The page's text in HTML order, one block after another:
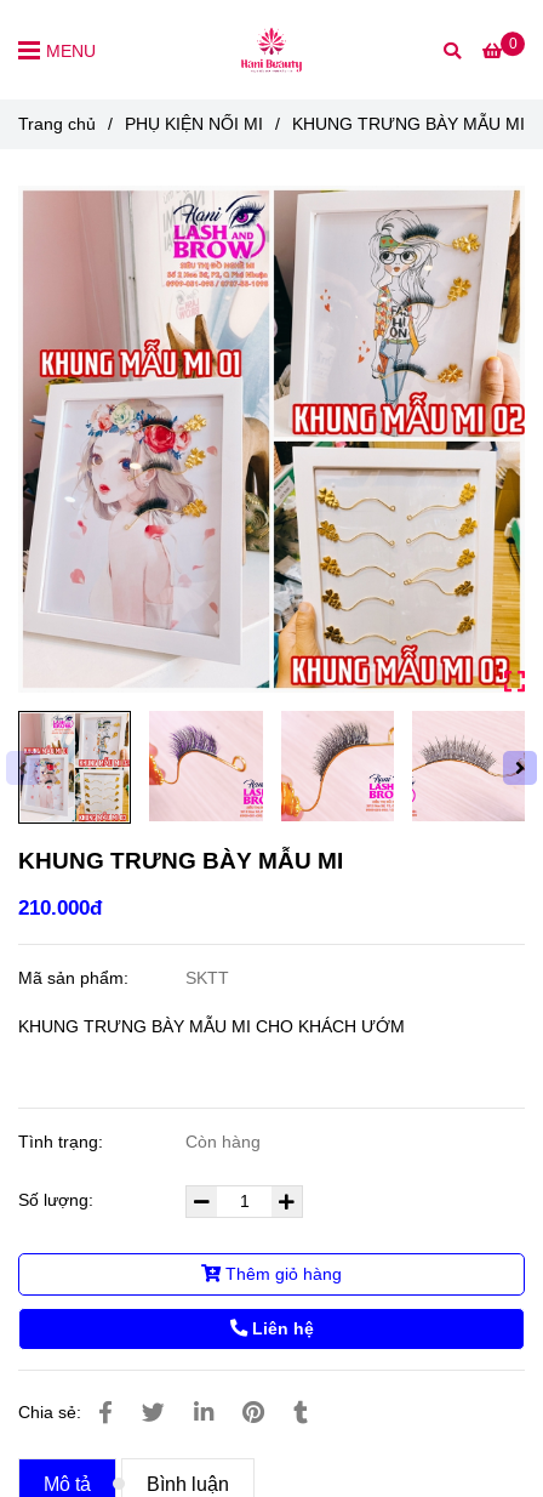
0
MENU
Trang chủ / PHỤ KIỆN NỐI MI / KHUNG TRƯNG BÀY MẪU MI
KHUNG TRƯNG BÀY MẪU MI
210.000đ
Mã sản phẩm: SKTT
KHUNG TRƯNG BÀY MẪU MI CHO KHÁCH ƯỚM
Tình trạng: Còn hàng
Số lượng:
Thêm giỏ hàng
Liên hệ
Chia sẻ:
Mô tả Bình luận